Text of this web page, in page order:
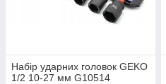
Набір ударних головок GEKO
1/2 10-27 мм G10514